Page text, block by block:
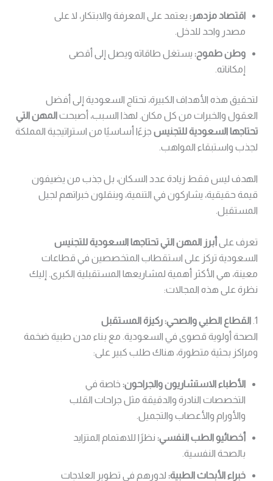
اقتصاد مزدهر: يعتمد على المعرفة والابتكار، لا على
مصدر واحد للدخل.
وطن طموح: يستغل طاقاته ويصل إلى أقصى
إمكاناته.
لتحقيق هذه الأهداف الكبيرة، تحتاج السعودية إلى أفضل
العقول والخبرات من كل مكان. لهذا السبب، أصبحتالمهن التي
تحتاجها السعودية للتجنيسجزءًا أساسيًا من استراتيجية المملكة
لجذب واستبقاء المواهب.
الهدف ليس فقط زيادة عدد السكان، بل جذب من يضيفون
قيمة حقيقية، يشاركون في التنمية، وينقلون خبراتهم لجيل
المستقبل.
تعرف على أبرز المهن التي تحتاجها السعودية للتجنيس
السعودية تركز على استقطاب المتخصصين في قطاعات
معينة، هي الأكثر أهمية لمشاريعها المستقبلية الكبرى. إليك
نظرة على هذه المجالات:
1. القطاع الطبي والصحي: ركيزة المستقبل
الصحة أولوية قصوى في السعودية. مع بناء مدن طبية ضخمة
ومراكز بحثية متطورة، هناك طلب كبير على:
الأطباء الاستشاريون والجراحون: خاصة في
التخصصات النادرة والدقيقة مثل جراحات القلب
والأورام والأعصاب والتجميل.
أخصائيو الطب النفسي: نظرًا للاهتمام المتزايد
بالصحة النفسية.
خبراء الأبحاث الطبية: لدورهم في تطوير العلاجات